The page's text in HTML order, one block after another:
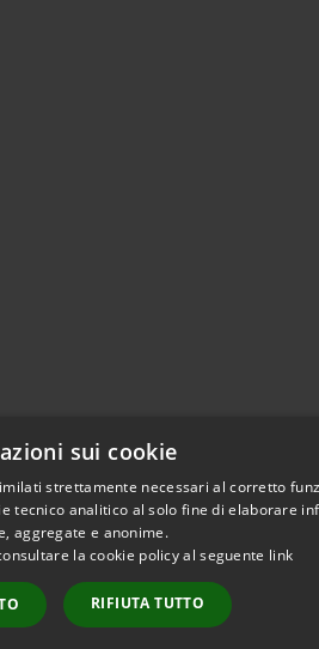
Copyright © 2026 •
sui cookie
strettamente necessari al corretto
tecnico analitico al solo fine di elaborare
aggregate e anonime.
la cookie policy al seguente link
RIFIUTA TUTTO